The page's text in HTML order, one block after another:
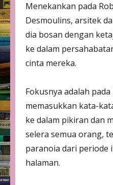
Menekankan pada
Desmoulins, arsitek
dia bosan dengan
ke dalam
cinta mereka.
Fokusnya adalah
memasukkan kata-
ke dalam pikiran dan
selera semua orang,
paranoia dari periode
halaman.